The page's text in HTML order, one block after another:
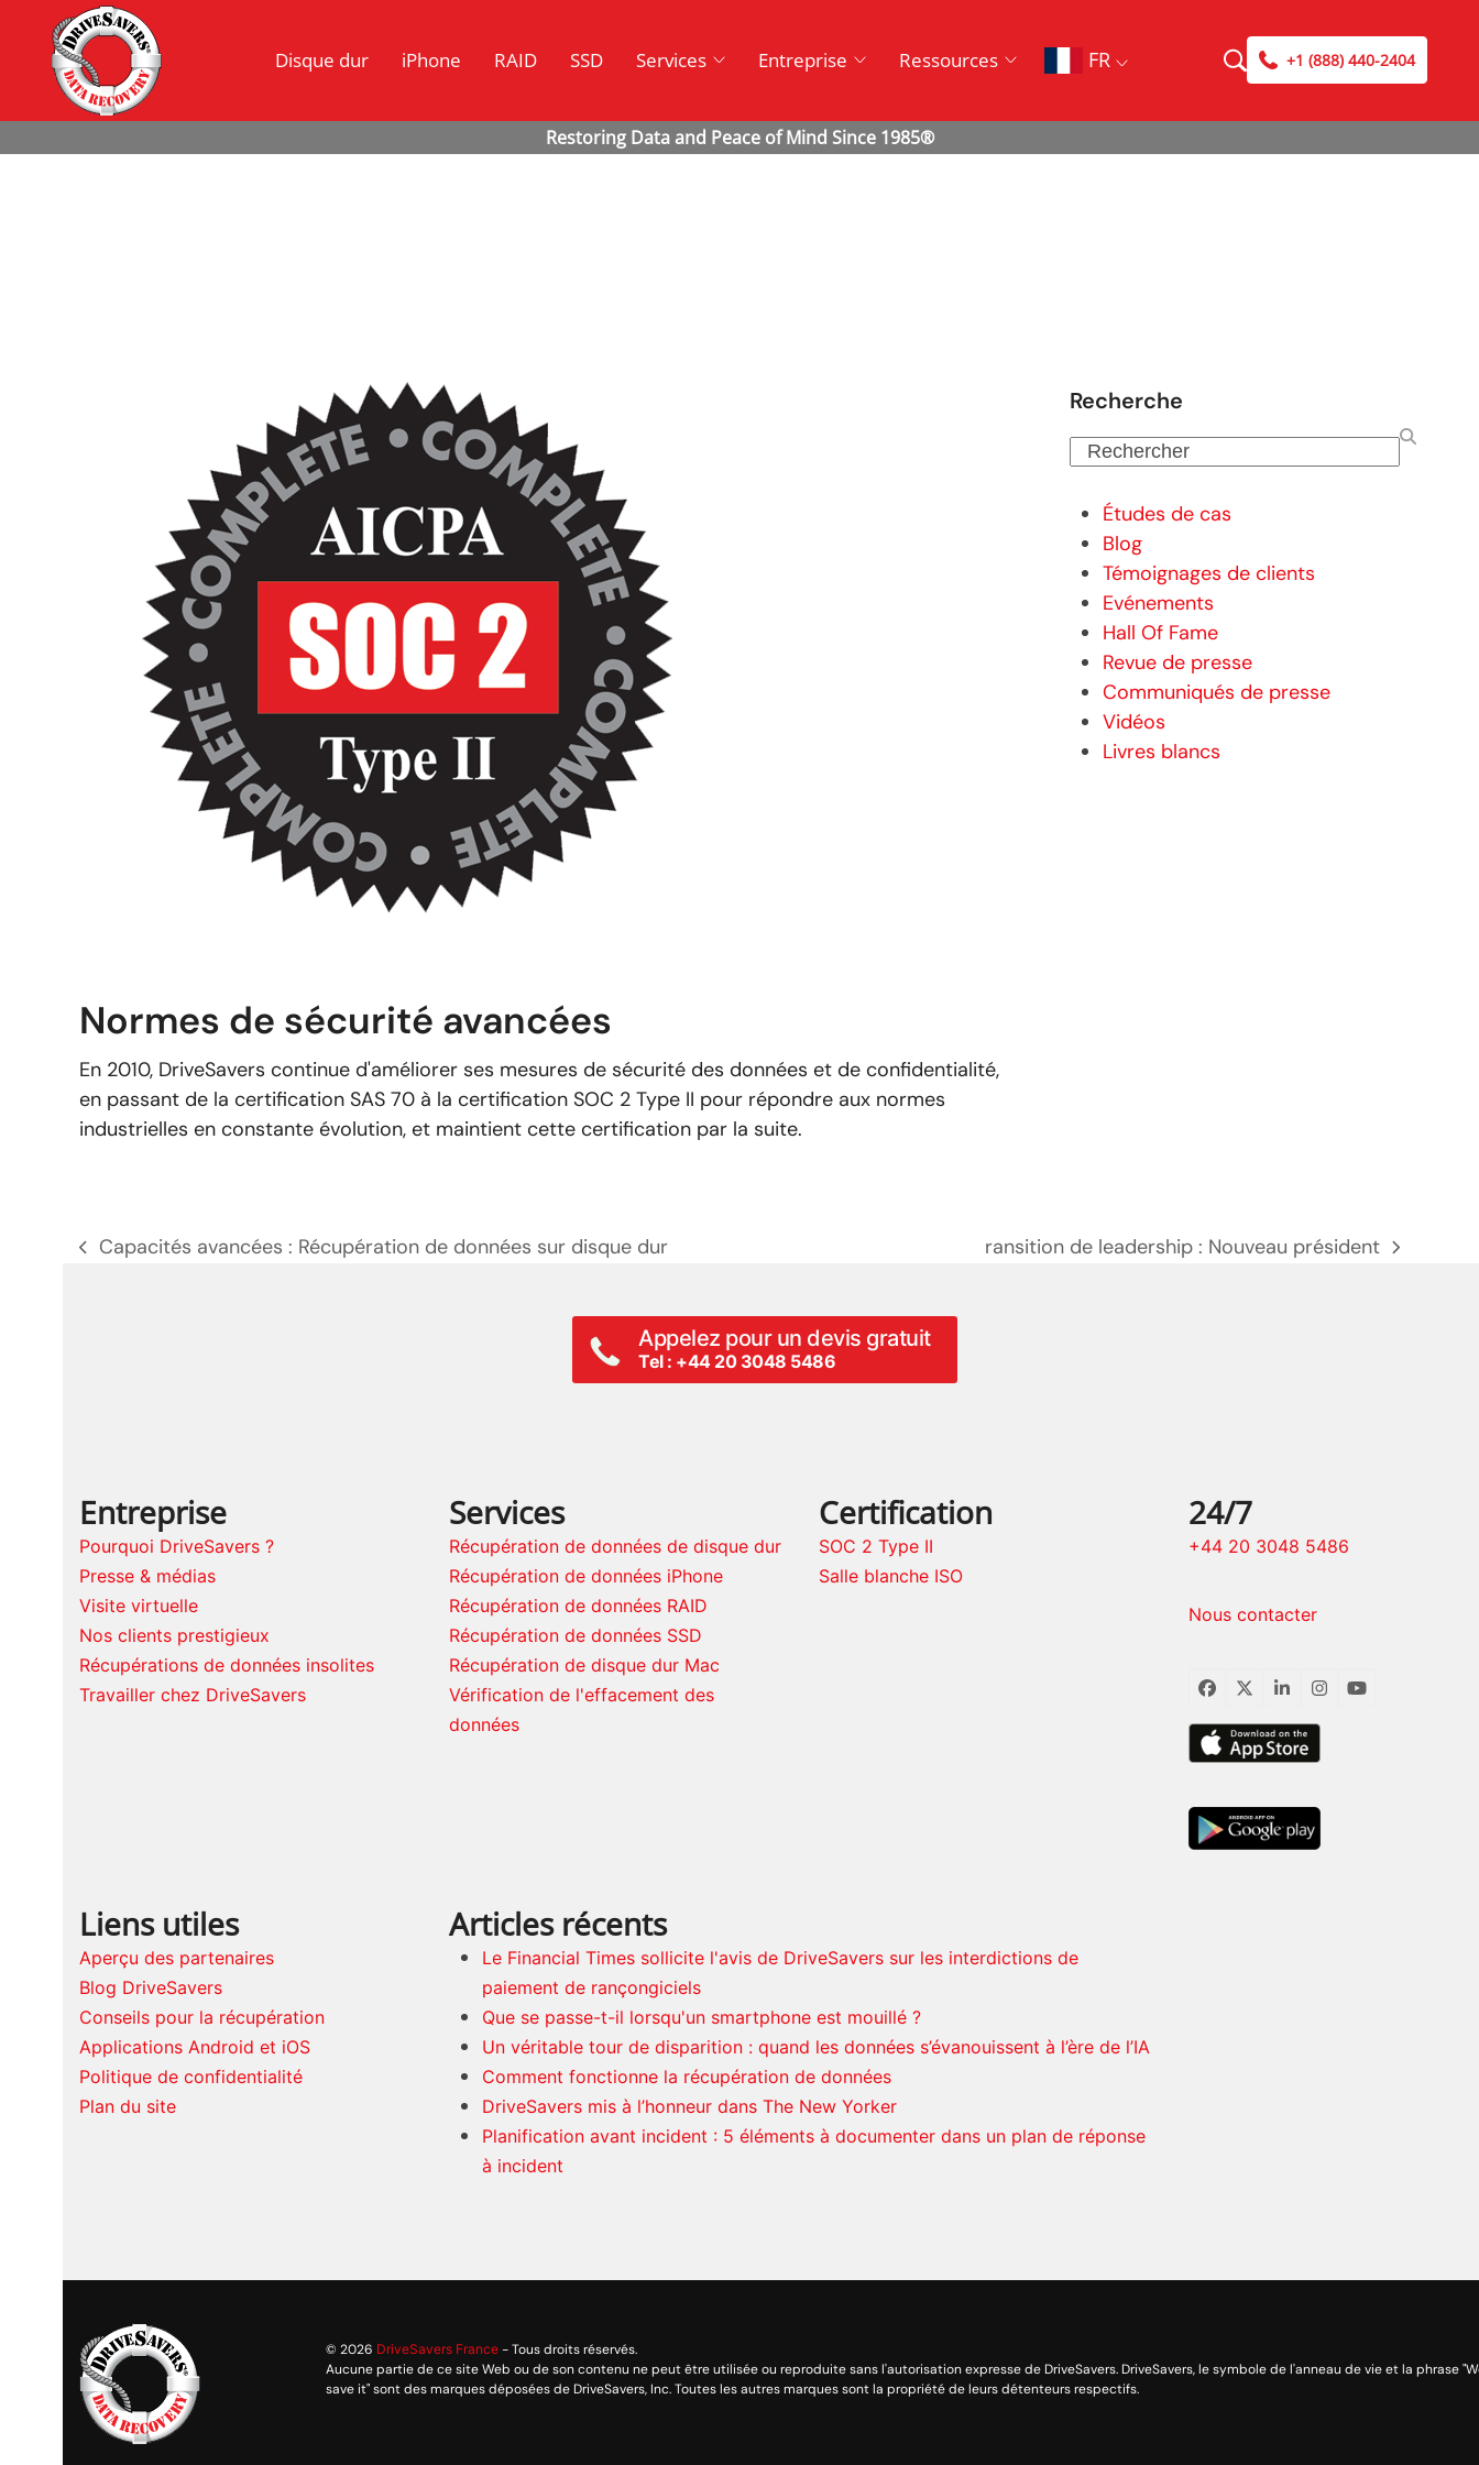
Disque dur iPhone RAID SSD Services Entreprise Ressources FR +1 (888) 440-2404
Normes de sécurité avancées
En 2010, DriveSavers continue d'améliorer ses mesures de sécurité des données et de confidentialité,
en passant de la certification SAS 70 à la certification SOC 2 Type II pour répondre aux normes
industrielles en constante évolution, et maintient cette certification par la suite.
Recherche
Rechercher
Études de cas
Blog
Témoignages de clients
Evénements
Hall Of Fame
Revue de presse
Communiqués de presse
Vidéos
Livres blancs
poste
Capacités avancées : Récupération de données sur disque dur
prochain
ransition de leadership : Nouveau président
Appelez pour un devis gratuit
Tel : +44 20 3048 5486
Entreprise
Pourquoi DriveSavers ?
Presse & médias
Visite virtuelle
Nos clients prestigieux
Récupérations de données insolites
Travailler chez DriveSavers
Services
Récupération de données de disque dur
Récupération de données iPhone
Récupération de données RAID
Récupération de données SSD
Récupération de disque dur Mac
Vérification de l'effacement des
données
Certification
SOC 2 Type II
Salle blanche ISO
24/7
+44 20 3048 5486
Nous contacter
Facebook
TwitterLinkedInInstagram
YouTube
Liens utiles
Aperçu des partenaires
Blog DriveSavers
Conseils pour la récupération
Applications Android et iOS
Politique de confidentialité
Plan du site
Articles récents
Le Financial Times sollicite l'avis de DriveSavers sur les interdictions de
paiement de rançongiciels
Que se passe-t-il lorsqu'un smartphone est mouillé ?
Un véritable tour de disparition : quand les données s’évanouissent à l’ère de l’IA
Comment fonctionne la récupération de données
DriveSavers mis à l’honneur dans The New Yorker
Planification avant incident : 5 éléments à documenter dans un plan de réponse
à incident
© 2026 DriveSavers France - Tous droits réservés.
Aucune partie de ce site Web ou de son contenu ne peut être utilisée ou reproduite sans l'autorisation expresse de DriveSavers. DriveSavers, le symbole de l'anneau de vie et la phrase
save it" sont des marques déposées de DriveSavers, Inc. Toutes les autres marques sont la propriété de leurs détenteurs respectifs.